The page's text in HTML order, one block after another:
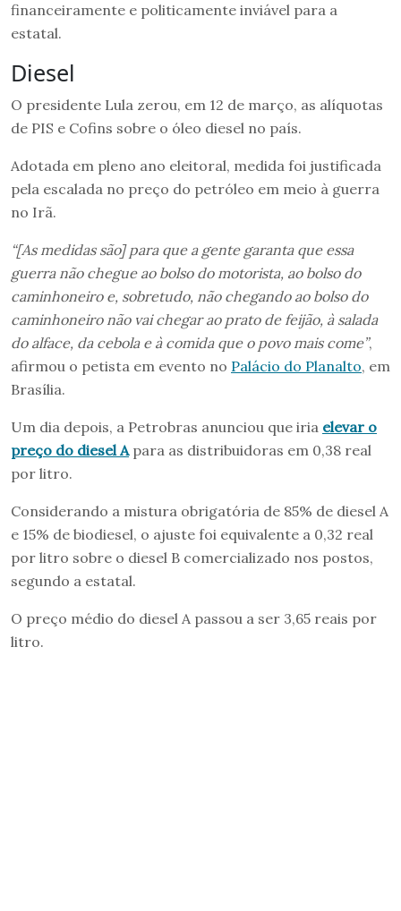
financeiramente e politicamente inviável para a
estatal.
Diesel
O presidente Lula zerou, em 12 de março, as alíquotas
de PIS e Cofins sobre o óleo diesel no país.
Adotada em pleno ano eleitoral, medida foi justificada
pela escalada no preço do petróleo em meio à guerra
no Irã.
“[As medidas são] para que a gente garanta que essa
guerra não chegue ao bolso do motorista, ao bolso do
caminhoneiro e, sobretudo, não chegando ao bolso do
caminhoneiro não vai chegar ao prato de feijão, à salada
do alface, da cebola e à comida que o povo mais come”,
afirmou o petista em evento no Palácio do Planalto, em
Brasília.
Um dia depois, a Petrobras anunciou que iria elevar o
preço do diesel Apara as distribuidoras em 0,38 real
por litro.
Considerando a mistura obrigatória de 85% de diesel A
e 15% de biodiesel, o ajuste foi equivalente a 0,32 real
por litro sobre o diesel B comercializado nos postos,
segundo a estatal.
O preço médio do diesel A passou a ser 3,65 reais por
litro.